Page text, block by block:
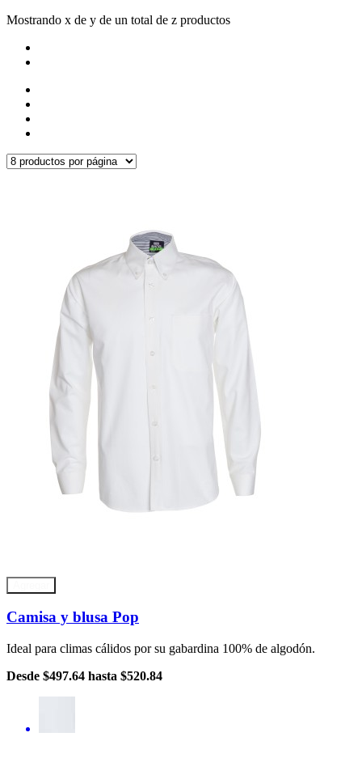
Mostrando x de y de un total de z productos
Camisa y blusa Pop
Ideal para climas cálidos por su gabardina 100% de algodón.
Desde $497.64 hasta $520.84